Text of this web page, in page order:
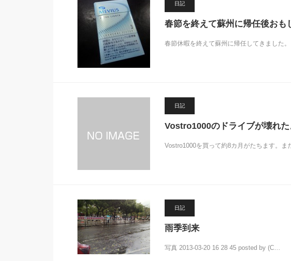
日記
春節を終えて蘇州に帰任後おも
春節休暇を終えて蘇州に帰任してきました
日記
Vostro1000のドライブが壊れ
Vostro1000を買って約8カ月がたちます。
日記
雨季到来
写真 2013-03-20 16 28 45 posted by (C…